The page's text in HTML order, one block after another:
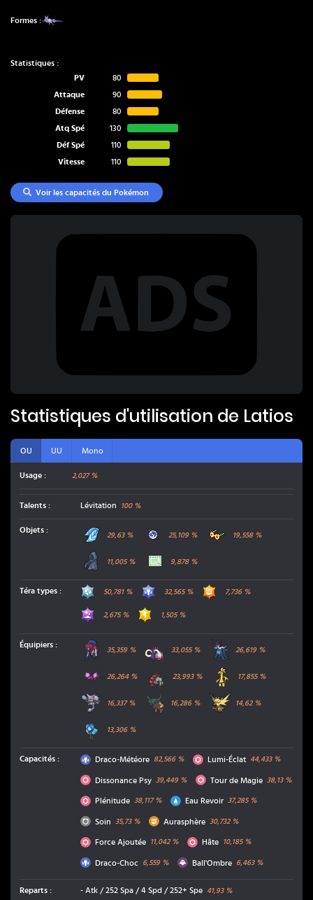
Formes :
Statistiques :
PV
80
Attaque
90
Défense
80
Atq Spé
130
Déf Spé
110
Vitesse
110
Voir les capacités du Pokémon
Statistiques d'utilisation de Latios
OU UU Mono
Usage : 2,027 %
Talents : Lévitation 100%
Objets : Mouchoir Choix
29,63% 25,109% 19,558%
Cape Obscure
11,005% 9,878%
Téra types : Acier50,781% Dragon
32,565% Combat
7,736%
Poison
2,675% Électrik
1,505%
Équipiers :
35,359% 33,055% 26,619%
26,264% 23,993% 17,855%
16,337% 16,286% 14,62%
13,306%
Capacités : Dragon
Draco-Météore 82,566% PsyLumi-Éclat 44,433%
PsyDissonance Psy 39,449% PsyTour de Magie 38,13%
PsyPlénitude 38,117% EauEau Revoir 37,285%
Normal
Soin 35,73% Combat
Aurasphère 30,732%
PsyForce Ajoutée 11,042% PsyHâte 10,185%
Dragon
Draco-Choc 6,559% Spectre
Ball'Ombre 6,463%
Reparts : - Atk / 252 Spa / 4 Spd / 252+ Spe 41,93%